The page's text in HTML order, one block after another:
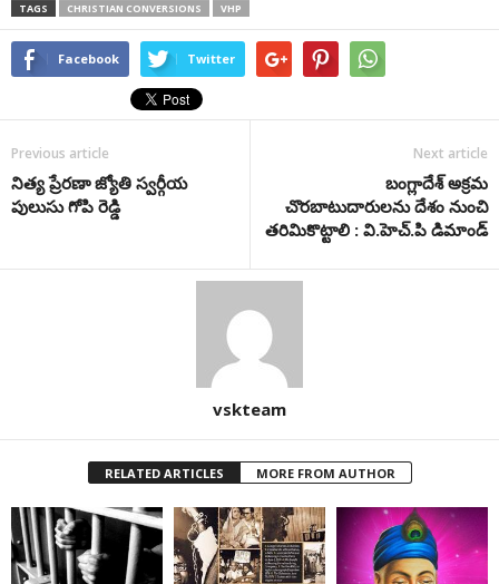
TAGS CHRISTIAN CONVERSIONS VHP
Facebook Twitter
Previous article
నిత్య ప్రేరణా జ్యోతి స్వర్గీయ
పులుసు గోపి రెడ్డి
Next article
బంగ్లాదేశ్ అక్ర‌మ‌
చొరబాటుదారులను దేశం నుంచి
తరిమికొట్టాలి : వి.హెచ్‌.పి డిమాండ్
vskteam
RELATED ARTICLES MORE FROM AUTHOR